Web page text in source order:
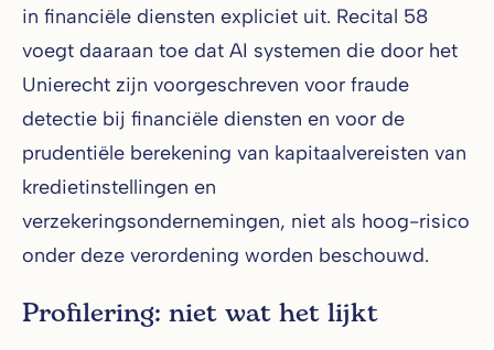
in financiële diensten expliciet uit. Recital 58
voegt daaraan toe dat AI systemen die door het
Unierecht zijn voorgeschreven voor fraude
detectie bij financiële diensten en voor de
prudentiële berekening van kapitaalvereisten van
kredietinstellingen en
verzekeringsondernemingen, niet als hoog-risico
onder deze verordening worden beschouwd.
Profilering: niet wat het lijkt